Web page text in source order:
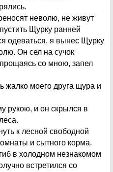
неволю, не живут
Щурку ранней
одеваться, я вынес Щурку
Он сел на сучок
со мною, запел
жалко моего друга щура и
рукою, и он скрылся в
к лесной свободной
и сытного корма.
в холодном незнакомом
встретился со